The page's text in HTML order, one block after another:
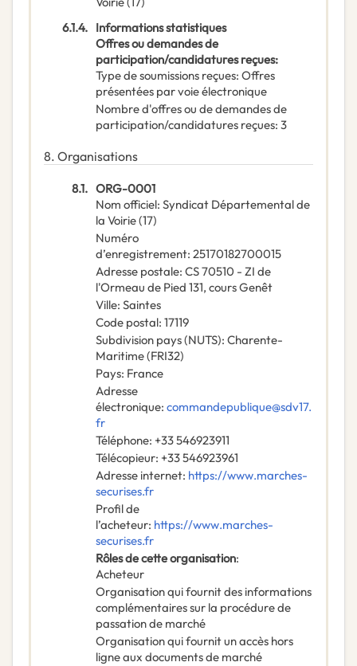
6.1.4. Informations statistiques
Offres ou demandes de
participation/candidatures reçues:
Type de soumissions reçues: Offres
présentées par voie électronique
Nombre d'offres ou de demandes de
participation/candidatures reçues: 3
8. Organisations
8.1. ORG-0001
Nom officiel: Syndicat Départemental de
la Voirie (17)
Numéro
d’enregistrement: 25170182700015
Adresse postale: CS 70510 - ZI de
l'Ormeau de Pied 131, cours Genêt
Ville: Saintes
Code postal: 17119
Subdivision pays (NUTS): Charente-
Maritime(FRI32)
Pays: France
Adresse
électronique: commandepublique@sdv17.
fr
Téléphone: +33 546923911
Télécopieur: +33 546923961
Adresse internet: https://www.marches-
securises.fr
Profil de
l’acheteur: https://www.marches-
securises.fr
Rôles de cette organisation:
Acheteur
Organisation qui fournit des informations
complémentaires sur la procédure de
passation de marché
Organisation qui fournit un accès hors
ligne aux documents de marché